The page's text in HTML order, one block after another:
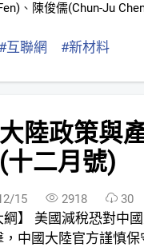
、 陳俊儒(Chun-Ju
#互聯網 #新材料
陸政策與
十二月號)
15 2918 30
綱】 美國減稅恐對中
，中國大陸官方謹慎